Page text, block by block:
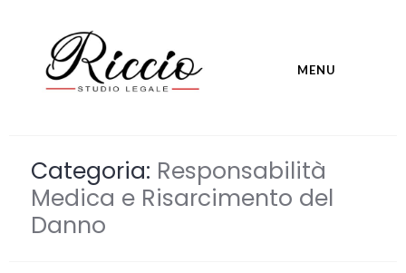
content
MENU
Categoria: Responsabilità
Medica e Risarcimento del
Danno